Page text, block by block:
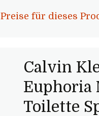
Preise für dieses
Calvin
Euphoria
Toilette